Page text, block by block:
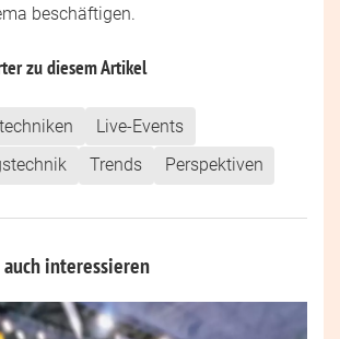
beschäftigen.
zu diesem Artikel
Live-Events
Trends Perspektiven
interessieren